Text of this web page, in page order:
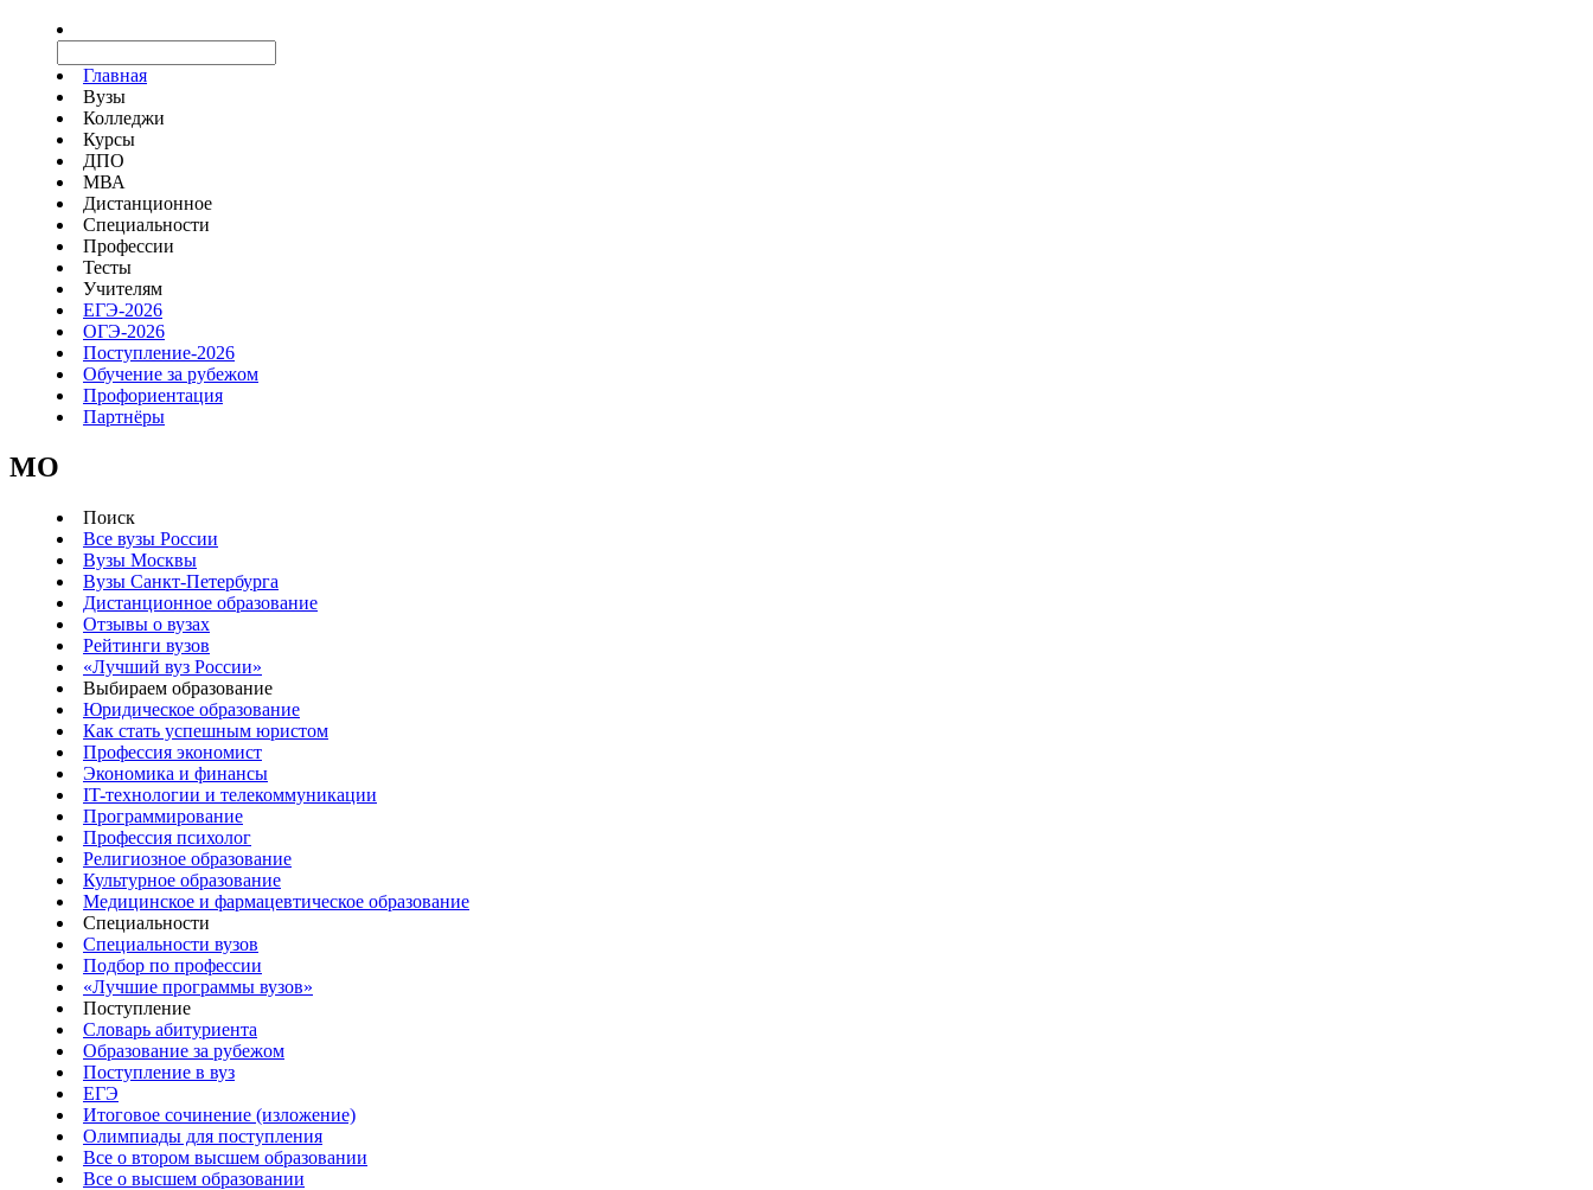
Главная
Вузы
Колледжи
Курсы
ДПО
МВА
Дистанционное
Специальности
Профессии
Тесты
Учителям
ЕГЭ-2026
ОГЭ-2026
Поступление-2026
Обучение за рубежом
Профориентация
Партнёры
MO
Поиск
Все вузы России
Вузы Москвы
Вузы Санкт-Петербурга
Дистанционное образование
Отзывы о вузах
Рейтинги вузов
«Лучший вуз России»
Выбираем образование
Юридическое образование
Как стать успешным юристом
Профессия экономист
Экономика и финансы
IT-технологии и телекоммуникации
Программирование
Профессия психолог
Религиозное образование
Культурное образование
Медицинское и фармацевтическое образование
Специальности
Специальности вузов
Подбор по профессии
«Лучшие программы вузов»
Поступление
Словарь абитуриента
Образование за рубежом
Поступление в вуз
ЕГЭ
Итоговое сочинение (изложение)
Олимпиады для поступления
Все о втором высшем образовании
Все о высшем образовании